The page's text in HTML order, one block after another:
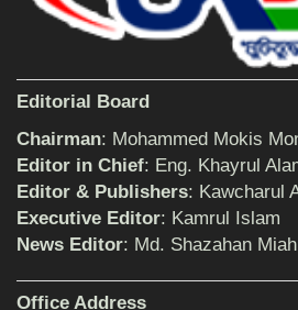
শিক্ষিকার ওপর
মানববন্ধন অনুষ্ঠিত
সোমবার
ঠাকুরগাঁওয়ে শিশু
Editorial Board
Chairman: Mohammed Mokis
Editor in Chief: Eng. Khayrul
Editor & Publishers: Kawcharul
Executive Editor: Kamrul Islam
News Editor: Md. Shazahan Miah
Office Address